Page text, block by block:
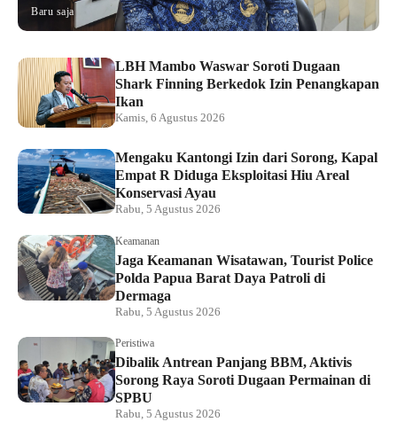
Baru saja
LBH Mambo Waswar Soroti Dugaan
Shark Finning Berkedok Izin Penangkapan
Ikan
Kamis, 6 Agustus 2026
Mengaku Kantongi Izin dari Sorong, Kapal
Empat R Diduga Eksploitasi Hiu Areal
Konservasi Ayau
Rabu, 5 Agustus 2026
Keamanan
Jaga Keamanan Wisatawan, Tourist Police
Polda Papua Barat Daya Patroli di
Dermaga
Rabu, 5 Agustus 2026
Peristiwa
Dibalik Antrean Panjang BBM, Aktivis
Sorong Raya Soroti Dugaan Permainan di
SPBU
Rabu, 5 Agustus 2026